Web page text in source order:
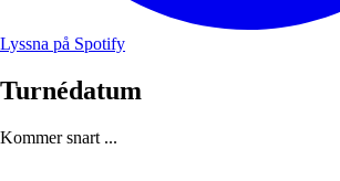
Lyssna på Spotify
Turnédatum
Kommer snart ...